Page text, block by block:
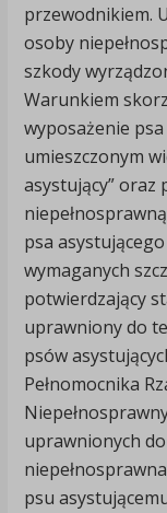
przewodnikiem.
osoby
szkody
Warunkiem
wyposażenie
umieszczonym
asystujący” oraz
psa
wymaganych
potwierdzający
uprawniony do
psów
Pełnomocnika
uprawnionych
psu